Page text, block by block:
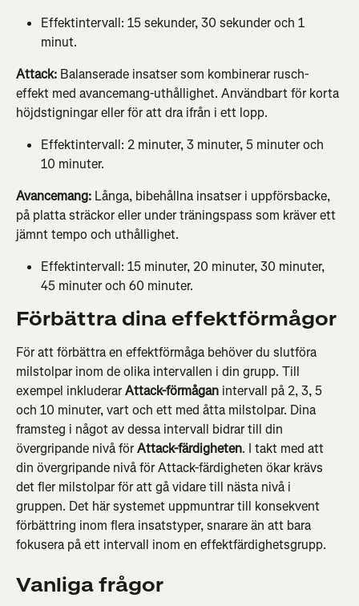
Effektintervall: 15 sekunder, 30 sekunder och 1
minut.
Attack: Balanserade insatser som kombinerar rusch-
effekt med avancemang-uthållighet. Användbart för korta
höjdstigningar eller för att dra ifrån i ett lopp.
Effektintervall: 2 minuter, 3 minuter, 5 minuter och
10 minuter.
Avancemang: Långa, bibehållna insatser i uppförsbacke,
på platta sträckor eller under träningspass som kräver ett
jämnt tempo och uthållighet.
Effektintervall: 15 minuter, 20 minuter, 30 minuter,
45 minuter och 60 minuter.
Förbättra dina effektförmågor
För att förbättra en effektförmåga behöver du slutföra
milstolpar inom de olika intervallen i din grupp. Till
exempel inkluderar Attack-förmågan intervall på 2, 3, 5
och 10 minuter, vart och ett med åtta milstolpar. Dina
framsteg i något av dessa intervall bidrar till din
övergripande nivå för Attack-färdigheten. I takt med att
din övergripande nivå för Attack-färdigheten ökar krävs
det fler milstolpar för att gå vidare till nästa nivå i
gruppen. Det här systemet uppmuntrar till konsekvent
förbättring inom flera insatstyper, snarare än att bara
fokusera på ett intervall inom en effektfärdighetsgrupp.
Vanliga frågor